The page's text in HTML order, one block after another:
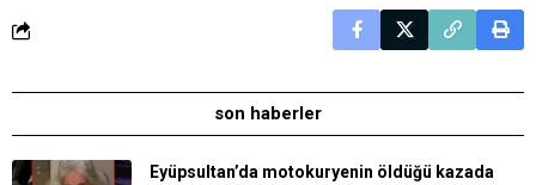
son haberler
Eyüpsultan’da motokuryenin öldüğü kazada